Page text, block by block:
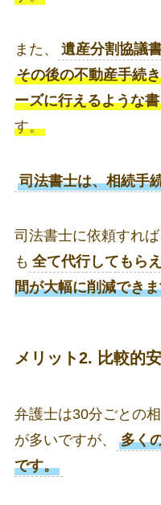
また、 遺産分割協議
その後の不動産手続
ーズに行えるような
す。
司法書士は、相続手
司法書士に依頼すれ
も 全て代行してもら
間が大幅に削減でき
メリット2. 比較的
弁護士は30分ごとの
が多いですが、
多く
です。